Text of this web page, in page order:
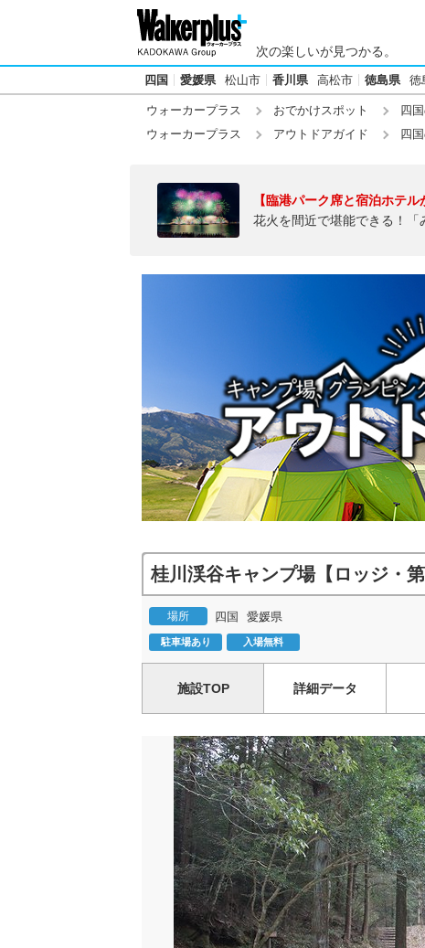
次の楽しいが見つかる。
四国 愛媛県 松山市 香川県 高松市 徳島県 徳
ウォーカープラス おでかけスポット 四
ウォーカープラス
アウトドアガイド 四
【臨港パーク席と宿泊ホテル
花火を間近で堪能できる！
桂川渓谷キャンプ場【ロッジ・
場所 四国 愛媛県
駐車場あり 入場無料
施設TOP 詳細データ